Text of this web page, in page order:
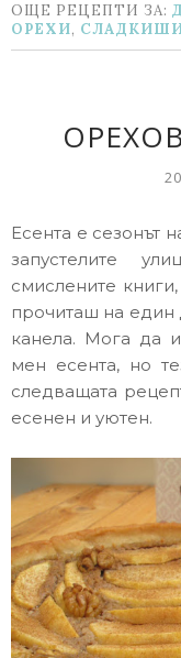
ОЩЕ РЕЦЕПТИ ЗА:
ОРЕХИ,
Есента е сезонът
запустелите
смислените
прочиташ на един
канела. Мога да
мен есента, но
следващата
есенен и уютен.